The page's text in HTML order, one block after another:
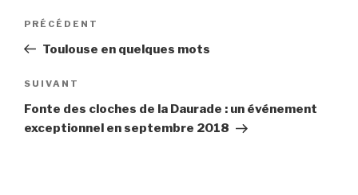
Navigation
Article
précédent
PRÉCÉDENT
Toulouse en quelques mots
Article
suivant
SUIVANT
Fonte des cloches de la Daurade : un événement
exceptionnel en septembre 2018